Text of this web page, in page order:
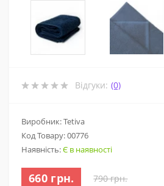
Відгуки: (0)
Виробник: Tetiva
Код Товару:00776
Наявність:Є в наявності
660 грн. 790 грн.